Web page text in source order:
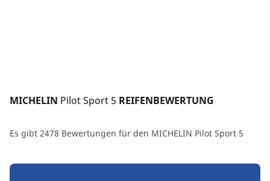
MICHELIN Pilot Sport 5 REIFENBEWERTUNG
Es gibt 2478 Bewertungen für den MICHELIN Pilot Sport 5